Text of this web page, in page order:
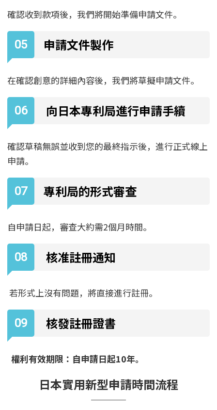
確認收到款項後，我們將開始準備申請文件。
申請文件製作
在確認創意的詳細內容後，我們將草擬申請文件。
向日本專利局進行申請手續
確認草稿無誤並收到您的最終指示後，進行正式線上
申請。
專利局的形式審查
自申請日起，審查大約需2個月時間。
核准註冊通知
若形式上沒有問題，將直接進行註冊。
核發註冊證書
權利有效期限：自申請日起10年。
日本實用新型申請時間流程